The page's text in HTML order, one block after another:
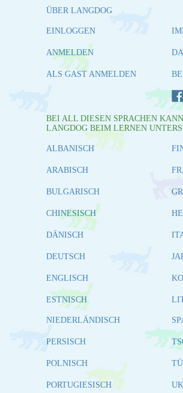
ÜBER LANGDOG
EINLOGGEN
ANMELDEN
ALS GAST ANMELDEN
BEI ALL DIESEN SPRACHEN
LANGDOG BEIM LERNEN
ALBANISCH
ARABISCH
BULGARISCH
CHINESISCH
DÄNISCH
DEUTSCH
ENGLISCH
ESTNISCH
NIEDERLÄNDISCH
PERSISCH
POLNISCH
PORTUGIESISCH